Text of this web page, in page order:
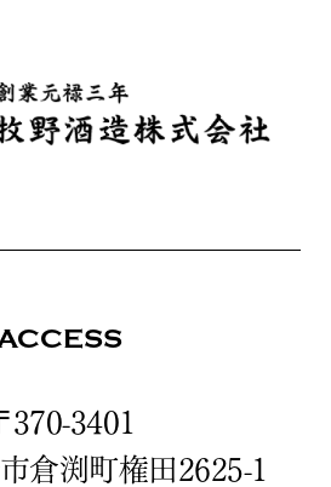
370-3401
倉渕町権田2625-1